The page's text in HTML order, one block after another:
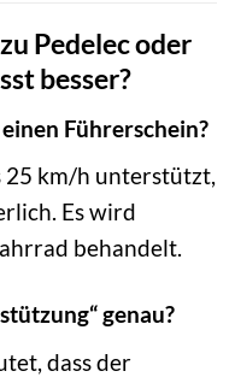
Pedelec oder
besser?
Führerschein?
25 km/h unterstützt,
Es wird
behandelt.
genau?
dass der